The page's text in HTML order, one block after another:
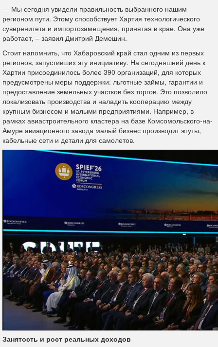
— Мы сегодня увидели правильность выбранного нашим
регионом пути. Этому способствует Хартия технологического
суверенитета и импортозамещения, принятая в крае. Она уже
работает, – заявил Дмитрий Демешин.
Стоит напомнить, что Хабаровский край стал одним из первых
регионов, запустивших эту инициативу. На сегодняшний день к
Хартии присоединилось более 390 организаций, для которых
предусмотрены меры поддержки: льготные займы, гарантии и
предоставление земельных участков без торгов. Это позволило
локализовать производства и наладить кооперацию между
крупным бизнесом и малыми предприятиями. Например, в
рамках авиастроительного кластера на базе Комсомольского-на-
Амуре авиационного завода малый бизнес производит жгуты,
кабельные сети и детали для самолетов.
Занятость и рост реальных доходов